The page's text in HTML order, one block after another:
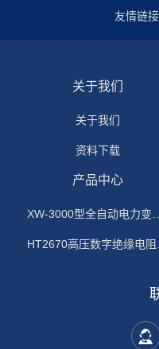
友情链
关于我们
关于我们
资料下载
产品中心